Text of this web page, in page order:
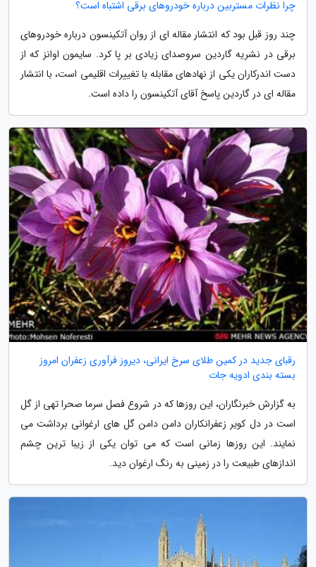
چرا نظرات مستربین درباره خودروهای برقی اشتباه است؟
چند روز قبل بود که انتشار مقاله ای از روان آتکینسون درباره خودروهای
برقی در نشریه گاردین سروصدای زیادی بر پا کرد. سایمون اوانز که از
دست اندرکاران یکی از نهادهای مقابله با تغییرات اقلیمی است، با انتشار
مقاله ای در گاردین پاسخ آقای آتکینسون را داده است.
رقبای جدید در کمین طلای سرخ ایرانی، دیروز فرآوری زعفران امروز
بسته بندی ادویه جات
به گزارش خبرنگاران، این روزها که در شروع فصل سرما صحرا تهی از گل
است در دل کویر زعفرانکاران دامن دامن گل های ارغوانی برداشت می
نمایند. این روزها زمانی است که می توان یکی از زیبا ترین چشم
اندازهای طبیعت را در زمینی به رنگ ارغوان دید.